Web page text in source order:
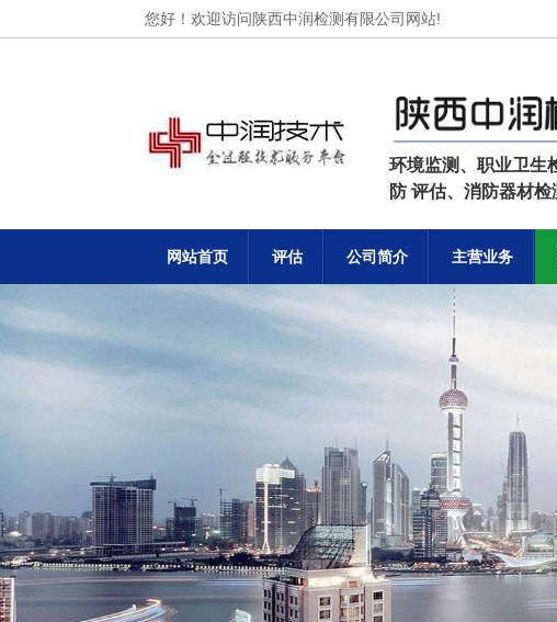
您好！欢迎访问陕西中润检测有限公司网站!
环境监测、职业卫生
防 评估、消防器材
网站首页 评估 公司简介 主营业务